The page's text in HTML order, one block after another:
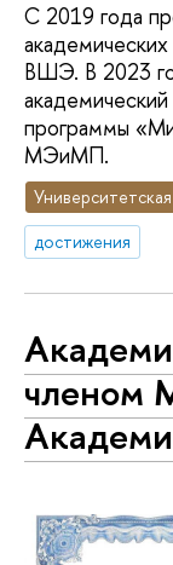
С 2019 года
ВШЭ. В 2023
программы
МЭиМП.
достижения
членом